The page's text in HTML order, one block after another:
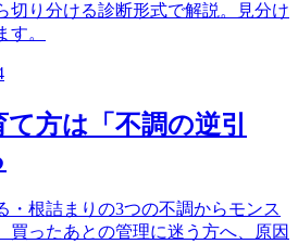
切り分ける診断形式で解説。見分け
。
方は「不調の逆引
・根詰まりの3つの不調からモンス
買ったあとの管理に迷う方へ、原因